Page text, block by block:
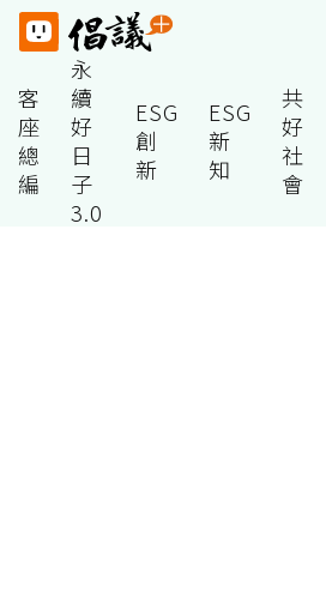
客
座
總
編
永
續
好
日
子
3.0
ESG
創
新
ESG
新
知
共
好
社
會